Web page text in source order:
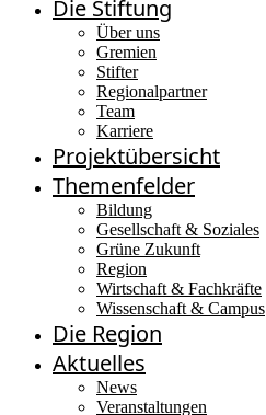
Die Stiftung
Über uns
Gremien
Stifter
Regionalpartner
Team
Karriere
Projektübersicht
Themenfelder
Bildung
Gesellschaft & Soziales
Grüne Zukunft
Region
Wirtschaft & Fachkräfte
Wissenschaft & Campus
Die Region
Aktuelles
News
Veranstaltungen